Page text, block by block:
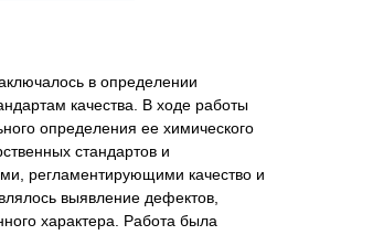
в определении
качества. В ходе работы
определения ее химического
стандартов и
регламентирующими качество и
выявление дефектов,
характера. Работа была